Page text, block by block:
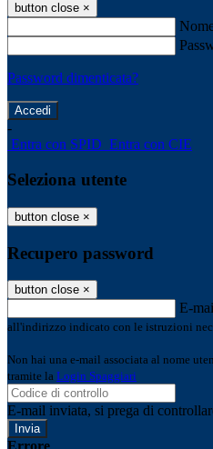
button close ×
Password dimenticata?
-
Entra con SPID Entra con CIE
Seleziona utente
button close ×
Recupero password
button close ×
E-
all'indirizzo indicato con le istruzioni
Non hai una e-mail associata al nome
tramite la Login Spaggiari
E-mail inviata, si prega di